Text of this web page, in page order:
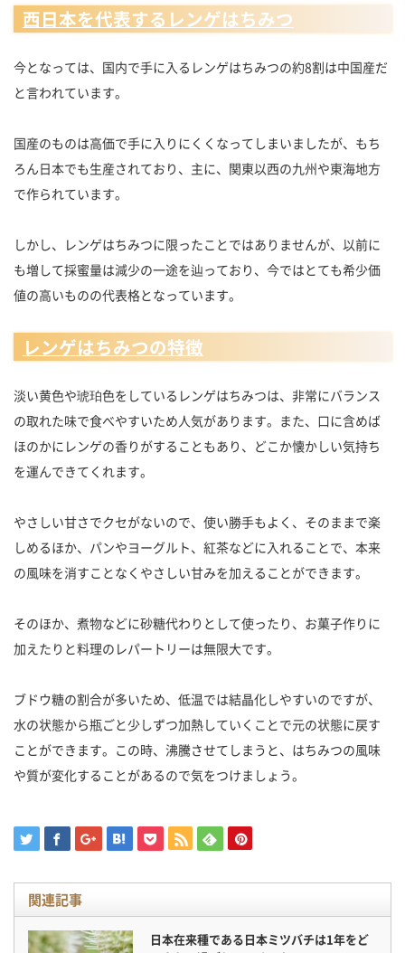
西日本を代表するレンゲはちみつ
今となっては、国内で手に入るレンゲはちみつの約8割は中国産だ
と言われています。
国産のものは高価で手に入りにくくなってしまいましたが、もち
ろん日本でも生産されており、主に、関東以西の九州や東海地方
で作られています。
しかし、レンゲはちみつに限ったことではありませんが、以前に
も増して採蜜量は減少の一途を辿っており、今ではとても希少価
値の高いものの代表格となっています。
レンゲはちみつの特徴
淡い黄色や琥珀色をしているレンゲはちみつは、非常にバランス
の取れた味で食べやすいため人気があります。また、口に含めば
ほのかにレンゲの香りがすることもあり、どこか懐かしい気持ち
を運んできてくれます。
やさしい甘さでクセがないので、使い勝手もよく、そのままで楽
しめるほか、パンやヨーグルト、紅茶などに入れることで、本来
の風味を消すことなくやさしい甘みを加えることができます。
そのほか、煮物などに砂糖代わりとして使ったり、お菓子作りに
加えたりと料理のレパートリーは無限大です。
ブドウ糖の割合が多いため、低温では結晶化しやすいのですが、
水の状態から瓶ごと少しずつ加熱していくことで元の状態に戻す
ことができます。この時、沸騰させてしまうと、はちみつの風味
や質が変化することがあるので気をつけましょう。
関連記事
日本在来種である日本ミツバチは1年をど